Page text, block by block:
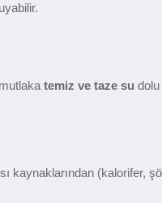
temiz ve taze su
kaynaklarından (kalorifer,